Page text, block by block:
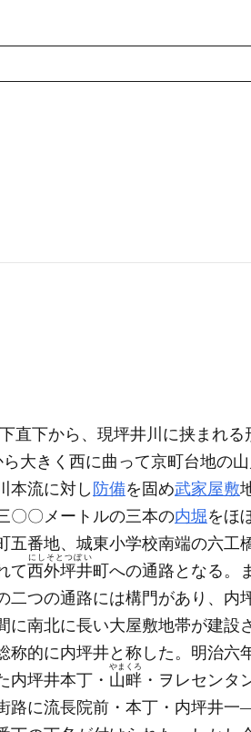
直下から、現坪井川に挟まれる
ら大きく西に曲って京町台地の
本流に対し 防備を固め武家屋敷
〇〇メートルの三本の内堀をほ
五番地、城東小学校南端の六工
て西外坪井
にしそとつぼい
町への通路となる。
二つの通路には構門があり、
に南北に長い大屋敷地帯が建設
称的に内坪井と称した。明治六
内坪井本丁・ 山畔
やまくろ
・ヲレセンタ
路に流長院前・本丁・内坪井